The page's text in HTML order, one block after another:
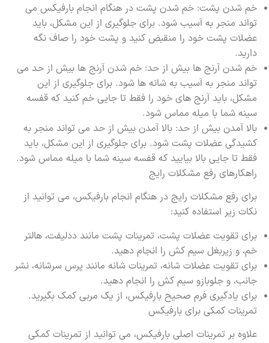
خم شدن پشت: خم شدن پشت در هنگام انجام بارفیکس می
تواند منجر به آسیب شود. برای جلوگیری از این مشکل، باید
عضلات پشت خود را منقبض کنید و پشت خود را صاف نگه
دارید.
خم شدن آرنج ها بیش از حد: خم شدن آرنج ها بیش از حد می
تواند منجر به آسیب به شانه ها شود. برای جلوگیری از این
مشکل، باید آرنج های خود را فقط تا جایی خم کنید که قفسه
سینه شما با میله مماس شود.
بالا آمدن بیش از حد: بالا آمدن بیش از حد می تواند منجر به
کشیدگی عضلات پشت شود. برای جلوگیری از این مشکل، باید
فقط تا جایی بالا بیایید که قفسه سینه شما با میله مماس شود.
راهکارهای رفع مشکلات رایج
برای رفع مشکلات رایج در هنگام انجام بارفیکس، می توانید از
نکات زیر استفاده کنید:
برای تقویت عضلات پشت، تمرینات پشت مانند ددلیفت، هالتر
خم، و زیربغل سیم کش را انجام دهید.
برای تقویت عضلات شانه، تمرینات شانه مانند پرس سرشانه، نشر
جانب، و جلوبازو سیم کش را انجام دهید.
برای یادگیری فرم صحیح بارفیکس، از یک مربی کمک بگیرید.
تمرینات کمکی برای بارفیکس
علاوه بر تمرینات اصلی بارفیکس، می توانید از تمرینات کمکی